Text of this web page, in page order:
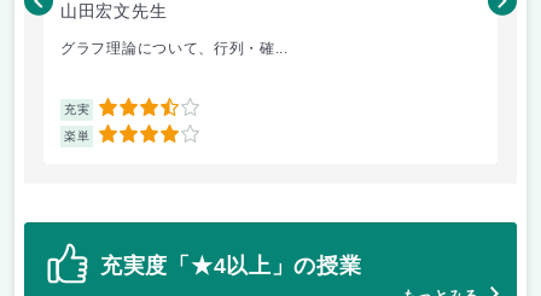
山田宏文先生
グラフ理論について、行列・確...
充実 3.5
楽単 4
米
充実度「★4以上」の授業